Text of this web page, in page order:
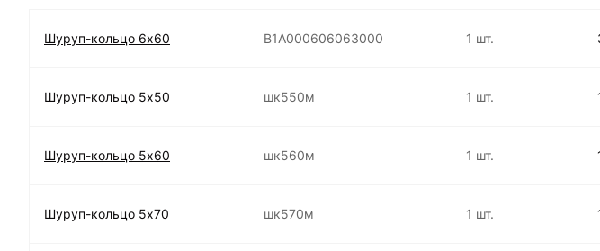
Шуруп-кольцо 6х60 B1A000606063000 1 шт.
Шуруп-кольцо 5х50 шк550м 1 шт.
Шуруп-кольцо 5х60 шк560м 1 шт.
Шуруп-кольцо 5х70 шк570м 1 шт.